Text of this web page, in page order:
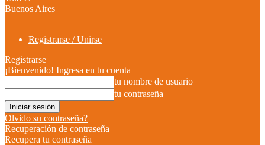
Buenos Aires
Registrarse / Unirse
Registrarse
¡Bienvenido! Ingresa en tu cuenta
tu nombre de usuario
tu contraseña
Olvido su contraseña?
Recuperación de contraseña
Recupera tu contraseña